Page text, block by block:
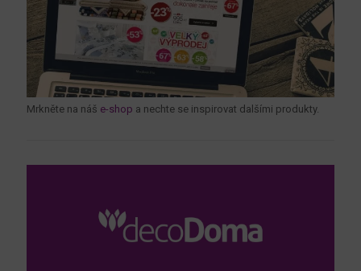
Mrkněte na náš e-shop a nechte se inspirovat dalšími produkty.